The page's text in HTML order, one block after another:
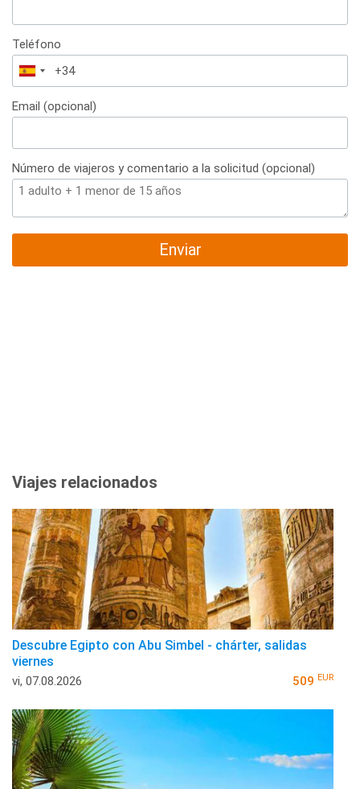
Teléfono
España
+34
Email (opcional)
Número de viajeros y comentario a la solicitud (opcional)
Enviar
Viajes relacionados
Descubre Egipto con Abu Simbel - chárter, salidas
viernes
vi, 07.08.2026 509 EUR